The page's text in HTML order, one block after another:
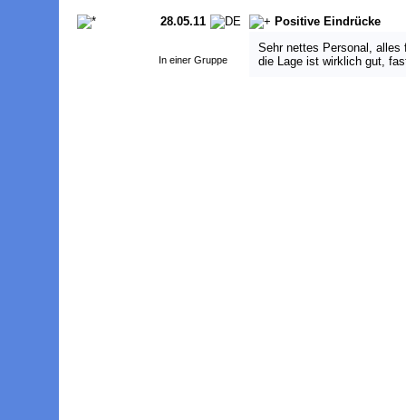
28.05.11
In einer Gruppe
Positive Eindrücke
Sehr nettes Personal, alles
die Lage ist wirklich gut,